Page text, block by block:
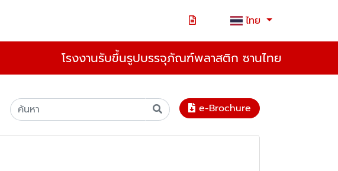
ไทย
โรงงานรับขึ้นรูปบรรจุภัณฑ์พลาสติก ซานไทย
e-Brochure